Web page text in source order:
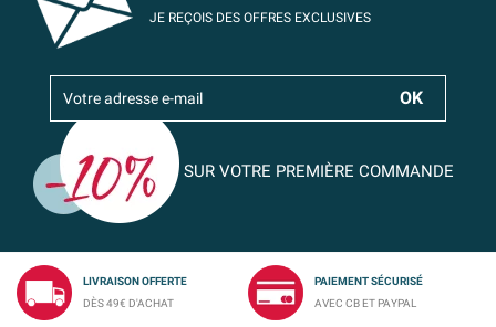
JE REÇOIS DES OFFRES EXCLUSIVES
SUR VOTRE PREMIÈRE COMMANDE
LIVRAISON OFFERTE
DÈS 49€ D'ACHAT
PAIEMENT SÉCURISÉ
AVEC CB ET PAYPAL